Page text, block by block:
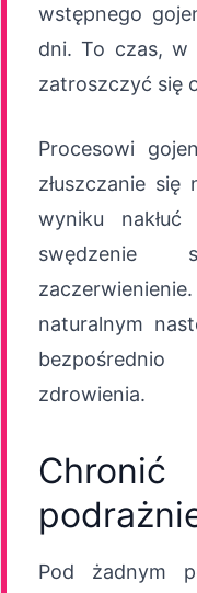
wstępnego
dni. To czas, w
zatroszczyć się
Procesowi
złuszczanie się
wyniku
swędzenie
naturalnym
zdrowienia.
Pod żadnym